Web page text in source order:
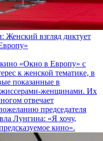
Женский взгляд диктует
кино «Окно в Европу» с
к женской тематике, в
показанные в
женщинами. Их
отвечает
председателя
Лунгина: «Я хочу,
кино».